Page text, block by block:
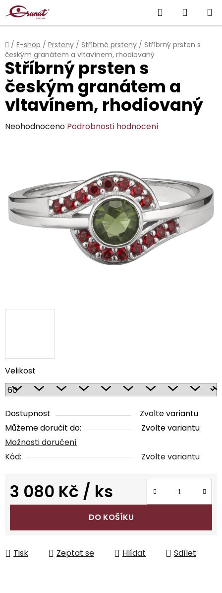
Přejít
na
obsah
Hledat
KOŠÍK
Domů
/ E-shop / Prsteny / Stříbrné prsteny / Stříbrný prsten s
českým granátem a vltavínem, rhodiovaný
Velikost
Dostupnost
Zvolte variantu
Můžeme doručit do:
Zvolte variantu
Možnosti doručení
Kód:
Zvolte variantu
3 080 Kč / ks
Měrná cena:
DO KOŠÍKU
Tisk Zeptat se Hlídat Sdílet
Stříbrný prsten s
českým granátem a
vltavínem, rhodiovaný
Průměrné
hvězdiček.
Neohodnoceno Podrobnosti hodnocení